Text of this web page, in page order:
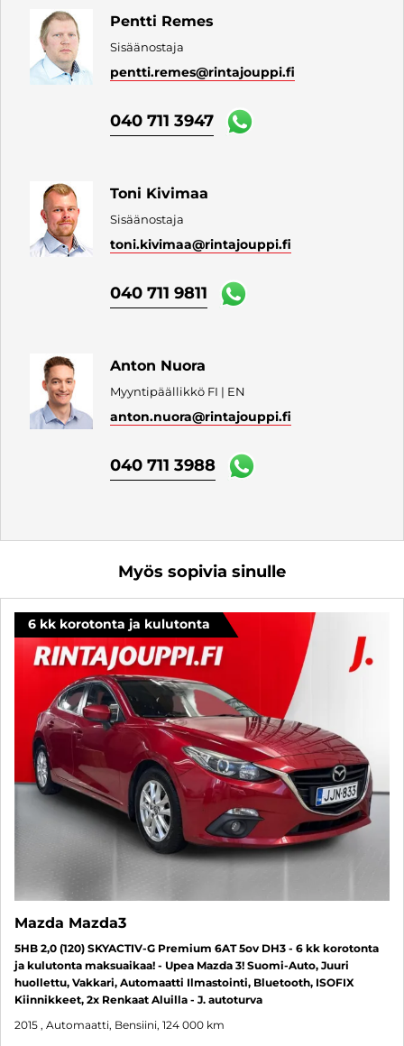
Pentti Remes
Sisäänostaja
pentti.remes@rintajouppi.fi
040 711 3947
Toni Kivimaa
Sisäänostaja
toni.kivimaa@rintajouppi.fi
040 711 9811
Anton Nuora
Myyntipäällikkö FI | EN
anton.nuora@rintajouppi.fi
040 711 3988
Myös sopivia sinulle
6 kk korotonta ja kulutonta
Mazda Mazda3
5HB 2,0 (120) SKYACTIV-G Premium 6AT 5ov DH3 - 6 kk korotonta
ja kulutonta maksuaikaa! - Upea Mazda 3! Suomi-Auto, Juuri
huollettu, Vakkari, Automaatti Ilmastointi, Bluetooth, ISOFIX
Kiinnikkeet, 2x Renkaat Aluilla - J. autoturva
2015 , Automaatti, Bensiini, 124 000 km